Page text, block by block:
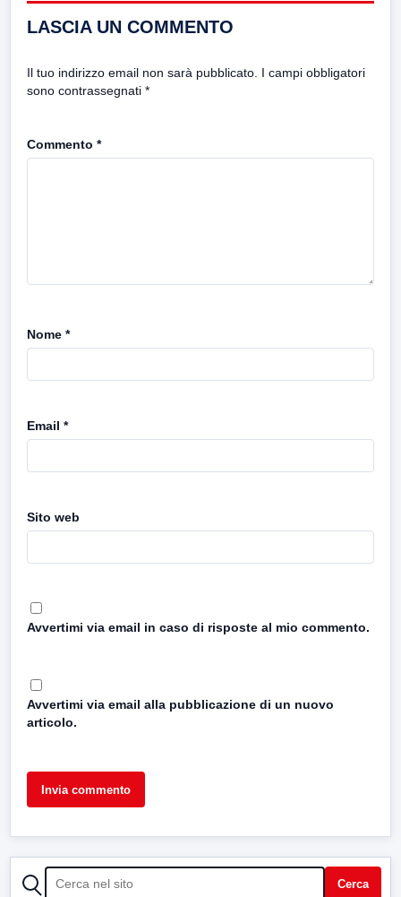
LASCIA UN COMMENTO
Il tuo indirizzo email non sarà pubblicato. I campi obbligatori
sono contrassegnati *
Commento *
Nome *
Email *
Sito web
Avvertimi via email in caso di risposte al mio commento.
Avvertimi via email alla pubblicazione di un nuovo
articolo.
CERCA Cerca